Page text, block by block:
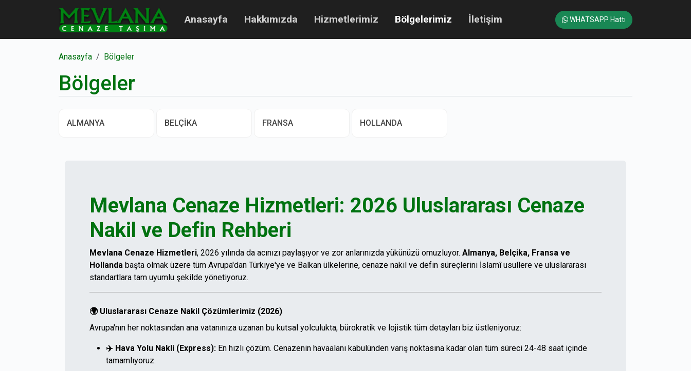
Anasayfa Hakkımızda Hizmetlerimiz Bölgelerimiz İletişim WHATSAPP Hattı
Anasayfa Bölgeler
Bölgeler
ALMANYA BELÇİKA FRANSA HOLLANDA
Mevlana Cenaze Hizmetleri: 2026 Uluslararası Cenaze
Nakil ve Defin Rehberi
Mevlana Cenaze Hizmetleri, 2026 yılında da acınızı paylaşıyor ve zor anlarınızda yükünüzü omuzluyor. Almanya, Belçika, Fransa ve
Hollanda başta olmak üzere tüm Avrupa'dan Türkiye'ye ve Balkan ülkelerine, cenaze nakil ve defin süreçlerini İslamî usullere ve uluslararası
standartlara tam uyumlu şekilde yönetiyoruz.
🌍 Uluslararası Cenaze Nakil Çözümlerimiz (2026)
Avrupa'nın her noktasından ana vatanınıza uzanan bu kutsal yolculukta, bürokratik ve lojistik tüm detayları biz üstleniyoruz:
✈️ Hava Yolu Nakli (Express): En hızlı çözüm. Cenazenin havaalanı kabulünden varış noktasına kadar olan tüm süreci 24-48 saat içinde
tamamlıyoruz.